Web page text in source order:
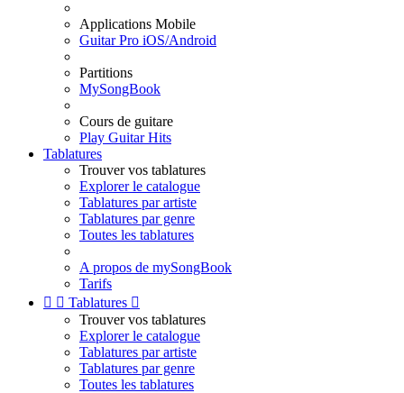
Applications Mobile
Guitar Pro iOS/Android
Partitions
MySongBook
Cours de guitare
Play Guitar Hits
Tablatures
Trouver vos tablatures
Explorer le catalogue
Tablatures par artiste
Tablatures par genre
Toutes les tablatures
A propos de mySongBook
Tarifs
  Tablatures 
Trouver vos tablatures
Explorer le catalogue
Tablatures par artiste
Tablatures par genre
Toutes les tablatures